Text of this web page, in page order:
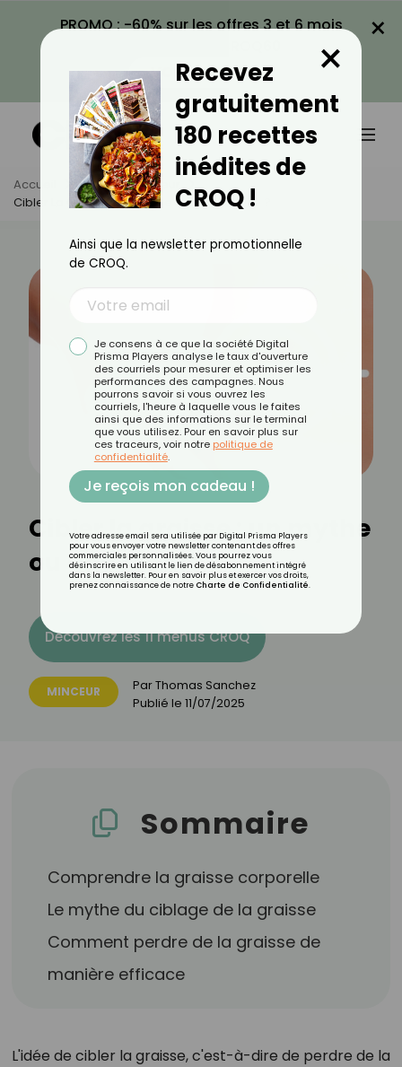
PROMO : -60% sur les offres 3 et 6 mois
VOIR LA PROMO
×
Accueil Actus
Minceur
Cibler La Graisse : Un Mythe Ou Une Réalité ?
Cibler la graisse : un mythe
ou une réalité ?
Découvrez les 11 menus CROQ
MINCEUR ParThomas Sanchez
Publié le 11/07/2025
Sommaire
Comprendre la graisse corporelle
Le mythe du ciblage de la graisse
Comment perdre de la graisse de
manière efficace
L'idée de cibler la graisse, c'est-à-dire de perdre de la
Recevez
gratuitement
180 recettes
inédites de
CROQ !
×
Ainsi que la newsletter promotionnelle
de CROQ.
Je consens à ce que la société Digital
Prisma Players analyse le taux d'ouverture
des courriels pour mesurer et optimiser les
performances des campagnes. Nous
pourrons savoir si vous ouvrez les
courriels, l'heure à laquelle vous le faites
ainsi que des informations sur le terminal
que vous utilisez. Pour en savoir plus sur
ces traceurs, voir notre politique de
confidentialité.
Je reçois mon cadeau !
Votre adresse email sera utilisée par Digital Prisma Players
pour vous envoyer votre newsletter contenant des offres
commerciales personnalisées. Vous pourrez vous
désinscrire en utilisant le lien de désabonnement intégré
dans la newsletter. Pour en savoir plus et exercer vos droits,
prenez connaissance de notre Charte de Confidentialité.